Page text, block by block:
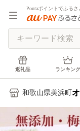
Pontaポイントでふるさ
返礼品 ランキン
和歌山県美浜町